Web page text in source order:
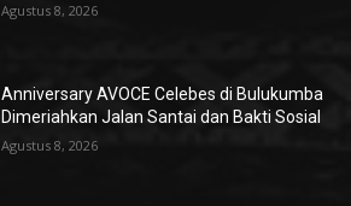
Agustus 8, 2026
Anniversary AVOCE Celebes di Bulukumba
Dimeriahkan Jalan Santai dan Bakti Sosial
Agustus 8, 2026